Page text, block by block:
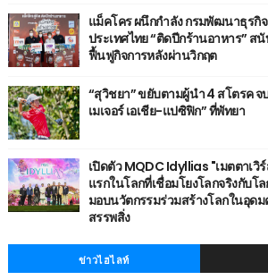
แม็คโคร ผนึกกำลัง กรมพัฒนาธุรกิ
ประเทศไทย “ติดปีกร้านอาหาร” ส
ฟื้นฟูกิจการหลังผ่านวิกฤต
“สุวิชยา” ขยับตามผู้นำ 4 สโตรค จ
เมเจอร์ เอเชีย-แปซิฟิก” ที่พัทยา
เปิดตัว MQDC Idyllias "เมตตาเ
แรกในโลกที่เชื่อมโยงโลกจริงกับโ
มอบนวัตกรรมร่วมสร้างโลกในอุด
สรรพสิ่ง
ข่าวไฮไลท์